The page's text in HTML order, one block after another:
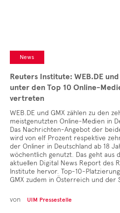
News
Reuters Institute: WEB.DE und
unter den Top 10 Online-
vertreten
WEB.DE und GMX zählen zu den
meistgenutzten Online-Medien in
Das Nachrichten-Angebot der
wird von elf Prozent respektive
der Onliner in Deutschland ab 18
wöchentlich genutzt. Das geht aus
aktuellen Digital News Report des
Institute hervor. Top-10-
GMX zudem in Österreich und der
von UIM Pressestelle